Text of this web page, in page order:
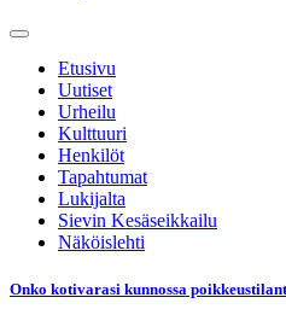
Etusivu
Uutiset
Urheilu
Kulttuuri
Henkilöt
Tapahtumat
Lukijalta
Sievin Kesäseikkailu
Näköislehti
Onko kotivarasi kunnossa